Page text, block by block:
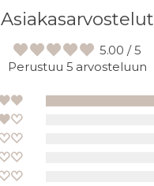
Asiakasarvostelut
5.00 / 5
Perustuu 5 arvosteluun